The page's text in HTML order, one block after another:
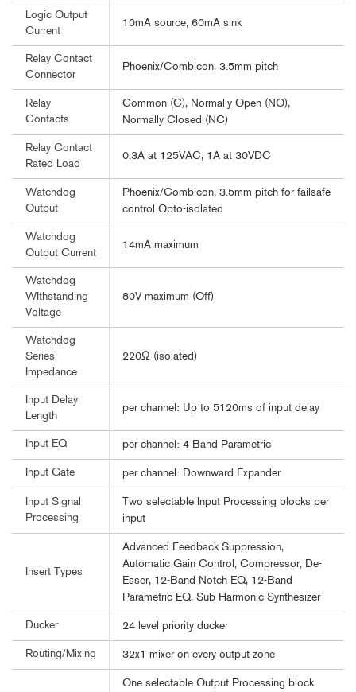
Logic Output
Current
10mA source, 60mA sink
Relay Contact
Connector
Phoenix/Combicon, 3.5mm pitch
Relay
Contacts
Common (C), Normally Open (NO),
Normally Closed (NC)
Relay Contact
Rated Load
0.3A at 125VAC, 1A at 30VDC
Watchdog
Output
Phoenix/Combicon, 3.5mm pitch for failsafe
control Opto-isolated
Watchdog
Output Current
14mA maximum
Watchdog
WIthstanding
Voltage
80V maximum (Off)
Watchdog
Series
Impedance
220Ω (isolated)
Input Delay
Length
per channel: Up to 5120ms of input delay
Input EQ per channel: 4 Band Parametric
Input Gate per channel: Downward Expander
Input Signal
Processing
Two selectable Input Processing blocks per
input
Insert Types
Advanced Feedback Suppression,
Automatic Gain Control, Compressor, De-
Esser, 12-Band Notch EQ, 12-Band
Parametric EQ, Sub-Harmonic Synthesizer
Ducker 24 level priority ducker
Routing/Mixing 32x1 mixer on every output zone
One selectable Output Processing block